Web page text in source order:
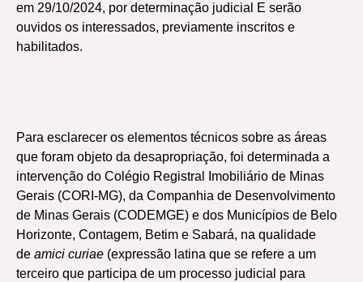
em 29/10/2024, por determinação judicial E serão
ouvidos os interessados, previamente inscritos e
habilitados.
Para esclarecer os elementos técnicos sobre as áreas
que foram objeto da desapropriação, foi determinada a
intervenção do Colégio Registral Imobiliário de Minas
Gerais (CORI-MG), da Companhia de Desenvolvimento
de Minas Gerais (CODEMGE) e dos Municípios de Belo
Horizonte, Contagem, Betim e Sabará, na qualidade
de amici curiae (expressão latina que se refere a um
terceiro que participa de um processo judicial para